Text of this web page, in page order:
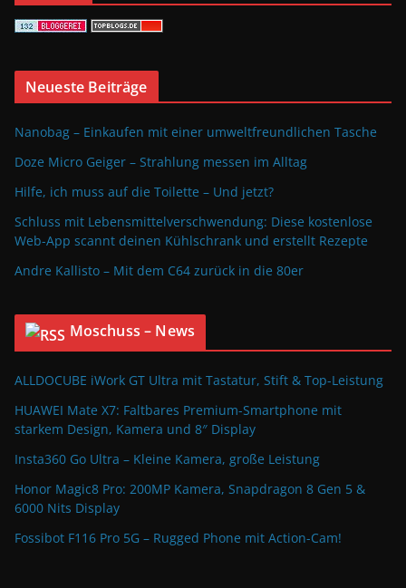
Neueste Beiträge
Nanobag – Einkaufen mit einer umweltfreundlichen Tasche
Doze Micro Geiger – Strahlung messen im Alltag
Hilfe, ich muss auf die Toilette – Und jetzt?
Schluss mit Lebensmittelverschwendung: Diese kostenlose
Web-App scannt deinen Kühlschrank und erstellt Rezepte
Andre Kallisto – Mit dem C64 zurück in die 80er
Moschuss – News
ALLDOCUBE iWork GT Ultra mit Tastatur, Stift & Top-Leistung
HUAWEI Mate X7: Faltbares Premium-Smartphone mit
starkem Design, Kamera und 8″ Display
Insta360 Go Ultra – Kleine Kamera, große Leistung
Honor Magic8 Pro: 200MP Kamera, Snapdragon 8 Gen 5 &
6000 Nits Display
Fossibot F116 Pro 5G – Rugged Phone mit Action-Cam!